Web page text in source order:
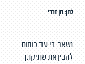
לחן:חן הררי
נשארו בי עוד כוחות
להבין את שתיקתך